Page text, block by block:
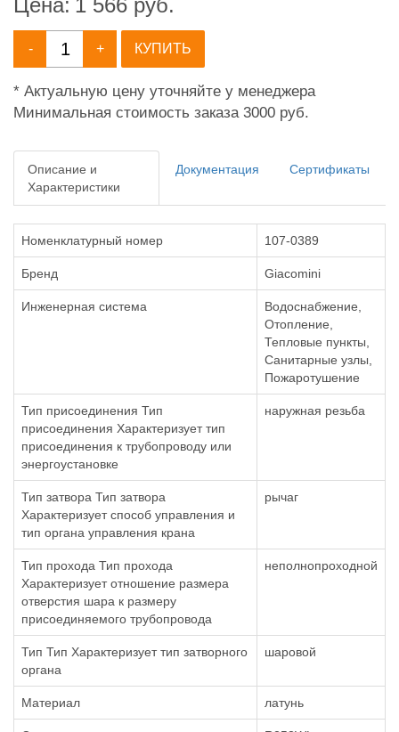
Цена: 1 566 руб.
- + КУПИТЬ
* Актуальную цену уточняйте у менеджера
Минимальная стоимость заказа 3000 руб.
Описание и
Характеристики
Документация Сертификаты
Номенклатурный номер 107-0389
Бренд Giacomini
Инженерная система
Водоснабжение,
Отопление,
Тепловые пункты,
Санитарные узлы,
Пожаротушение
Тип присоединения Тип
присоединения Характеризует тип
присоединения к трубопроводу или
энергоустановке
наружная резьба
Тип затвора Тип затвора
Характеризует способ управления и
тип органа управления крана
рычаг
Тип прохода Тип прохода
Характеризует отношение размера
отверстия шара к размеру
присоединяемого трубопровода
неполнопроходной
Тип Тип Характеризует тип затворного
органа
шаровой
Материал латунь